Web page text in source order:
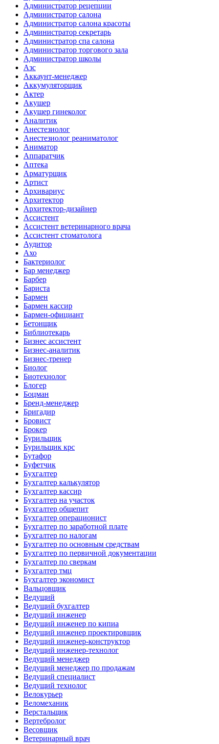
Администратор рецепции
Администратор салона
Администратор салона красоты
Администратор секретарь
Администратор спа салона
Администратор торгового зала
Администратор школы
Азс
Аккаунт-менеджер
Аккумуляторщик
Актер
Акушер
Акушер гинеколог
Аналитик
Анестезиолог
Анестезиолог реаниматолог
Аниматор
Аппаратчик
Аптека
Арматурщик
Артист
Архивариус
Архитектор
Архитектор-дизайнер
Ассистент
Ассистент ветеринарного врача
Ассистент стоматолога
Аудитор
Ахо
Бактериолог
Бар менеджер
Барбер
Бариста
Бармен
Бармен кассир
Бармен-официант
Бетонщик
Библиотекарь
Бизнес ассистент
Бизнес-аналитик
Бизнес-тренер
Биолог
Биотехнолог
Блогер
Боцман
Бренд-менеджер
Бригадир
Бровист
Брокер
Бурильщик
Бурильщик крс
Бутафор
Буфетчик
Бухгалтер
Бухгалтер калькулятор
Бухгалтер кассир
Бухгалтер на участок
Бухгалтер общепит
Бухгалтер операционист
Бухгалтер по заработной плате
Бухгалтер по налогам
Бухгалтер по основным средствам
Бухгалтер по первичной документации
Бухгалтер по сверкам
Бухгалтер тмц
Бухгалтер экономист
Вальцовщик
Ведущий
Ведущий бухгалтер
Ведущий инженер
Ведущий инженер по кипиа
Ведущий инженер проектировщик
Ведущий инженер-конструктор
Ведущий инженер-технолог
Ведущий менеджер
Ведущий менеджер по продажам
Ведущий специалист
Ведущий технолог
Велокурьер
Веломеханик
Верстальщик
Вертебролог
Весовщик
Ветеринарный врач